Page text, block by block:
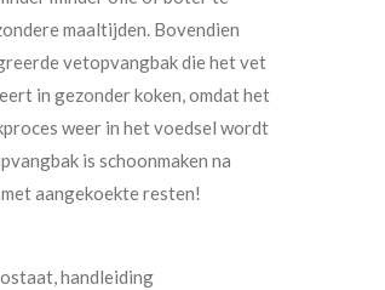
maaltijden. Bovendien
vetopvangbak die het vet
in gezonder koken, omdat het
weer in het voedsel wordt
is schoonmaken na
aangekoekte resten!
handleiding